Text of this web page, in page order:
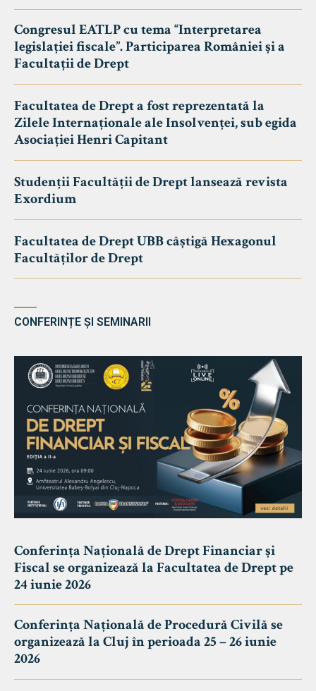
Congresul EATLP cu tema “Interpretarea
legislației fiscale”. Participarea României și a
Facultații de Drept
Facultatea de Drept a fost reprezentată la
Zilele Internaționale ale Insolvenței, sub egida
Asociației Henri Capitant
Studenții Facultății de Drept lansează revista
Exordium
Facultatea de Drept UBB câștigă Hexagonul
Facultăților de Drept
CONFERINȚE ȘI SEMINARII
Conferința Națională de Drept Financiar și
Fiscal se organizează la Facultatea de Drept pe
24 iunie 2026
Conferința Națională de Procedură Civilă se
organizează la Cluj în perioada 25 – 26 iunie
2026